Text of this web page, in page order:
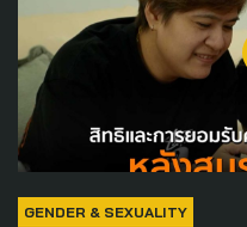
GENDER & SEXUALITY